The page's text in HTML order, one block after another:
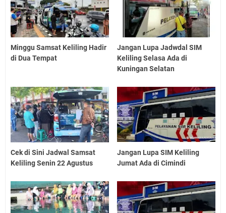
Minggu Samsat Keliling Hadir
di Dua Tempat
Jangan Lupa Jadwdal SIM
Keliling Selasa Ada di
Kuningan Selatan
Cek di Sini Jadwal Samsat
Keliling Senin 22 Agustus
Jangan Lupa SIM Keliling
Jumat Ada di Cimindi